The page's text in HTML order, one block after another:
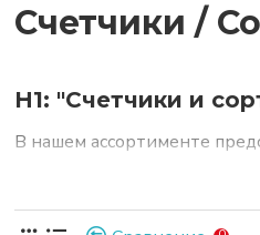
Счетчики /
H1: "Счетчики и
В нашем ассортименте